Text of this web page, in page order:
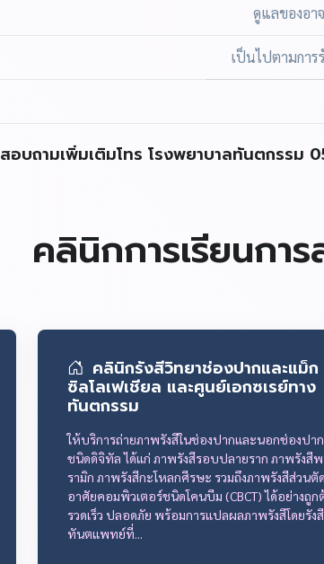
ดูแลของอ
เป็นไปตามกา
สอบถามเพิ่มเติมโทร โรงพยาบาลทันตกรรม
คลินิกการเรียนกา
คลินิกรังสีวิทยาช่องปากและแม็ก
ซิลโลเฟเชียล และศูนย์เอกซเรย์ทาง
ทันตกรรม
ให้บริการถ่ายภาพรังสีในช่องปากและนอกช่องปาก
ชนิดดิจิทัล ได้แก่ ภาพรังสีรอบปลายราก ภาพรังสีพ
รามิก ภาพรังสีกะโหลกศีรษะ รวมถึงภาพรังสีส่วนตัด
อาศัยคอมพิวเตอร์ชนิดโคนบีม (CBCT) ได้อย่างถูก
รวดเร็ว ปลอดภัย พร้อมการแปลผลภาพรังสีโดยรังสี
ทันตแพทย์ที่...